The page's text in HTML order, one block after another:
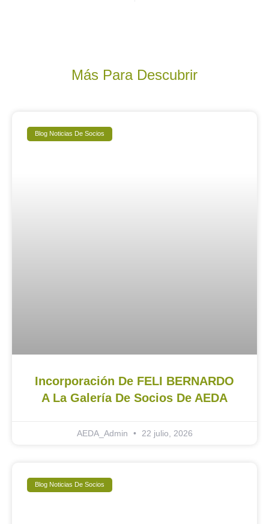
Más Para Descubrir
Blog Noticias De Socios
Incorporación De FELI BERNARDO
A La Galería De Socios De AEDA
AEDA_Admin 22 julio, 2026
Blog Noticias De Socios